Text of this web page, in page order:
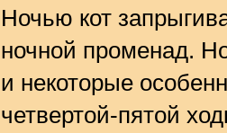
Ночью кот
ночной променад.
и некоторые
четвертой-пятой